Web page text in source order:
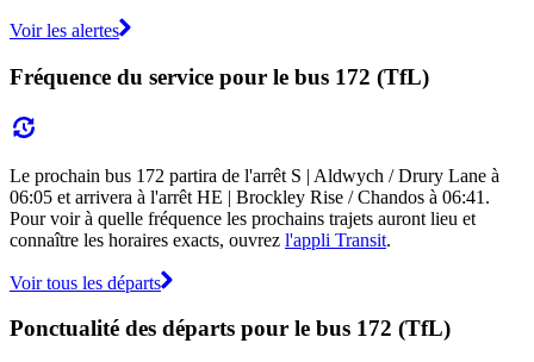
Voir les alertes
Fréquence du service pour le bus 172 (TfL)
Le prochain bus 172 partira de l'arrêt S | Aldwych / Drury Lane à
06:05 et arrivera à l'arrêt HE | Brockley Rise / Chandos à 06:41.
Pour voir à quelle fréquence les prochains trajets auront lieu et
connaître les horaires exacts, ouvrez l'appli Transit.
Voir tous les départs
Ponctualité des départs pour le bus 172 (TfL)